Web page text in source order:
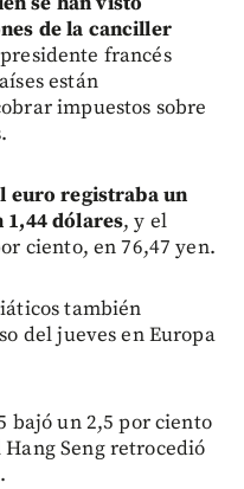
de la canciller
francés
están
impuestos sobre
euro registraba un
1,44 dólares, y el
ciento, en 76,47 yen.
también
del jueves en Europa
bajó un 2,5 por ciento
Hang Seng retrocedió